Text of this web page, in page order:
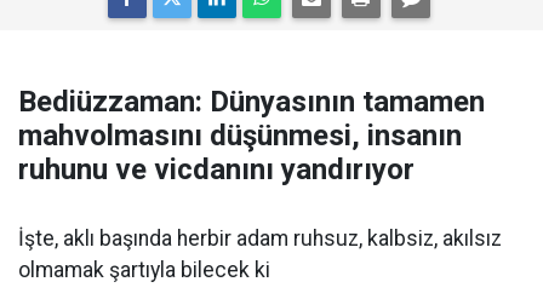
Bediüzzaman: Dünyasının tamamen
mahvolmasını düşünmesi, insanın
ruhunu ve vicdanını yandırıyor
İşte, aklı başında herbir adam ruhsuz, kalbsiz, akılsız
olmamak şartıyla bilecek ki